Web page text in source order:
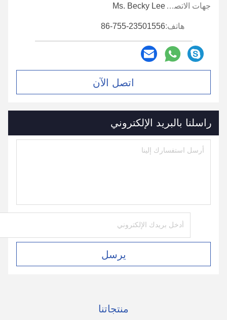
جهات الاتصال: Ms. Becky Lee
هاتف:86-755-23501556
اتصل الآن
راسلنا بالبريد الإلكتروني
يرسل
منتجاتنا